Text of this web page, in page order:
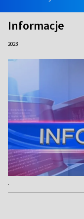
Informacje
2023
.